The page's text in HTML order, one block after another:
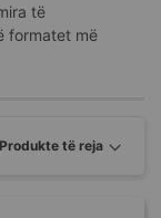
të
formatet më